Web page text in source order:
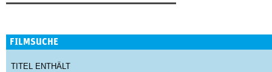
FILMSUCHE
TITEL ENTHÄLT